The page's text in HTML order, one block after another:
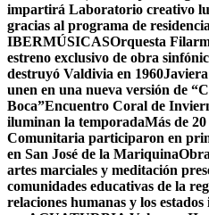
impartirá Laboratorio creativo
gracias al programa de
IBERMÚSICASOrquesta
estreno exclusivo de obra
destruyó Valdivia en 1960
unen en una nueva versión de
Boca”Encuentro Coral de
iluminan la temporadaMás de
Comunitaria participaron en
en San José de la Mariquina
artes marciales y meditación
comunidades educativas de la
relaciones humanas y los